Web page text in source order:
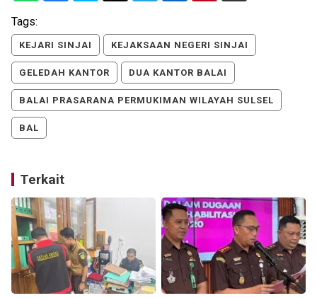
Tags:
KEJARI SINJAI KEJAKSAAN NEGERI SINJAI
GELEDAH KANTOR DUA KANTOR BALAI
BALAI PRASARANA PERMUKIMAN WILAYAH SULSEL
BAL
Terkait